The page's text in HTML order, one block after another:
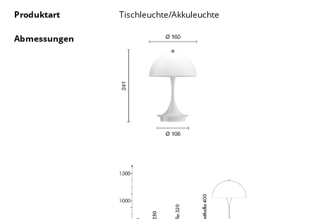
... alle Aufbewahrungsmöbel
Hängeleuchten & Deckenleuchten
Produktart
Tischleuchte/Akkuleuchte
Abmessungen